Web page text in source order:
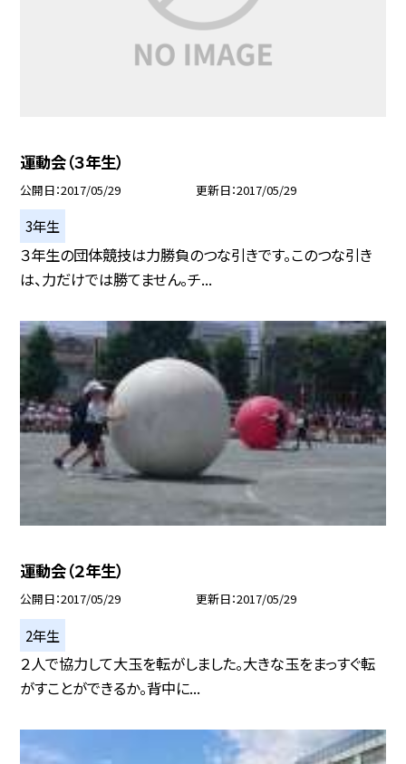
運動会（３年生）
公開日 2017/05/29 更新日 2017/05/29
3年生
３年生の団体競技は力勝負のつな引きです。このつな引き
は、力だけでは勝てません。チ...
運動会（２年生）
公開日 2017/05/29 更新日 2017/05/29
2年生
２人で協力して大玉を転がしました。大きな玉をまっすぐ転
がすことができるか。背中に...